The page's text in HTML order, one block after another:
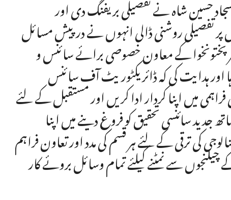
حسین شاہ نے تفصیلی بریفنگ دی اور
تفصیلی روشنی ڈالی انہوں نے درپیش مسائل
کے معاون خصوصی برائے سائنس و
اور ہدایت کی کہ ڈائریکٹوریٹ آف سائنس
میں اپنا کردار ادا کریں اور مستقبل کے لئے
سائنسی تحقیق کو فروغ دینے میں اپنا
کی ترقی کے لئے ہر قسم کی مدد اور تعاون فراہم
سے نمٹنے کیلئے تمام وسائل بروئے کار